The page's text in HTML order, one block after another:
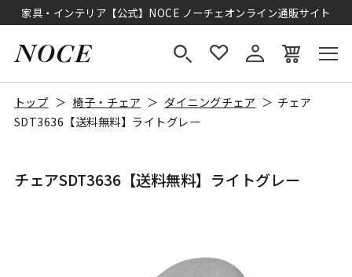
家具・インテリア【公式】NOCE ノーチェオンライン通販サイト
トップ 椅子・チェア ダイニングチェア
チェア
SDT3636【送料無料】ライトグレー
チェアSDT3636【送料無料】ライトグレー